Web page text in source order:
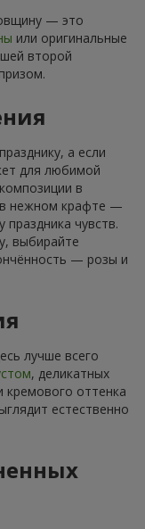
— это
или оригинальные
второй
а если
для любимой
в
в нежном крафте —
чувств.
выбирайте
— розы и
лучше всего
, деликатных
кремового оттенка
естественно